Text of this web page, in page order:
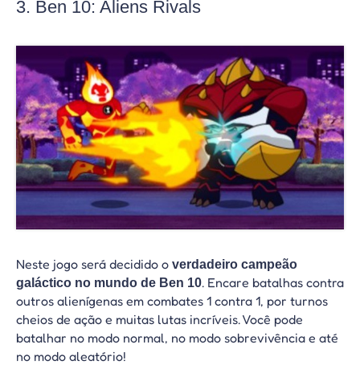
3. Ben 10: Aliens Rivals
Neste jogo será decidido o verdadeiro campeão
galáctico no mundo de Ben 10. Encare batalhas contra
outros alienígenas em combates 1 contra 1, por turnos
cheios de ação e muitas lutas incríveis. Você pode
batalhar no modo normal, no modo sobrevivência e até
no modo aleatório!